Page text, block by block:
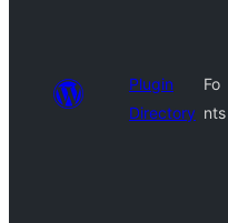
Plugin
Directory
Fo
nts